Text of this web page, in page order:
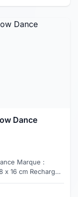
Dance
Marque :
x 16 cm Recharge :